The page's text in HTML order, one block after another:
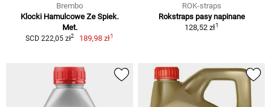
Brembo
Klocki Hamulcowe Ze Spiek.
Met.
SCD 222,05 zł2 189,98 zł1
ROK-straps
Rokstraps pasy napinane
128,52 zł1